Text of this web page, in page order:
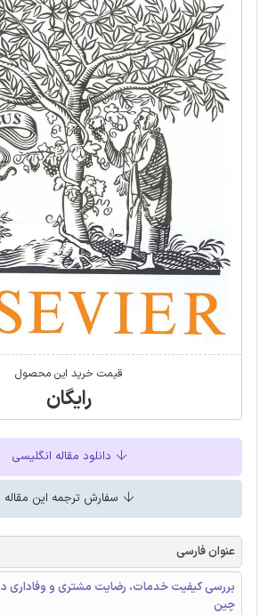
قیمت خرید این محصول
رایگان
دانلود مقاله انگلیسی
سفارش ترجمه این مقاله
عنوان فارسی
بررسی کیفیت خدمات، رضایت مشتری و وفاداری در
چین